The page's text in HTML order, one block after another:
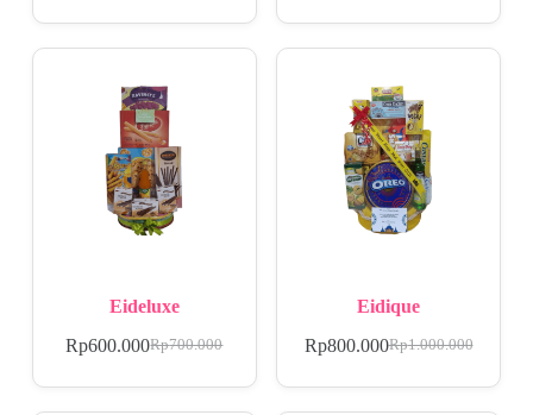
Eideluxe
Rp700.000
Rp600.000
Eidique
Rp1.000.000
Rp800.000